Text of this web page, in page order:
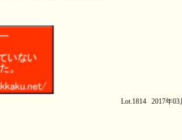
Lot.1814 2017年03